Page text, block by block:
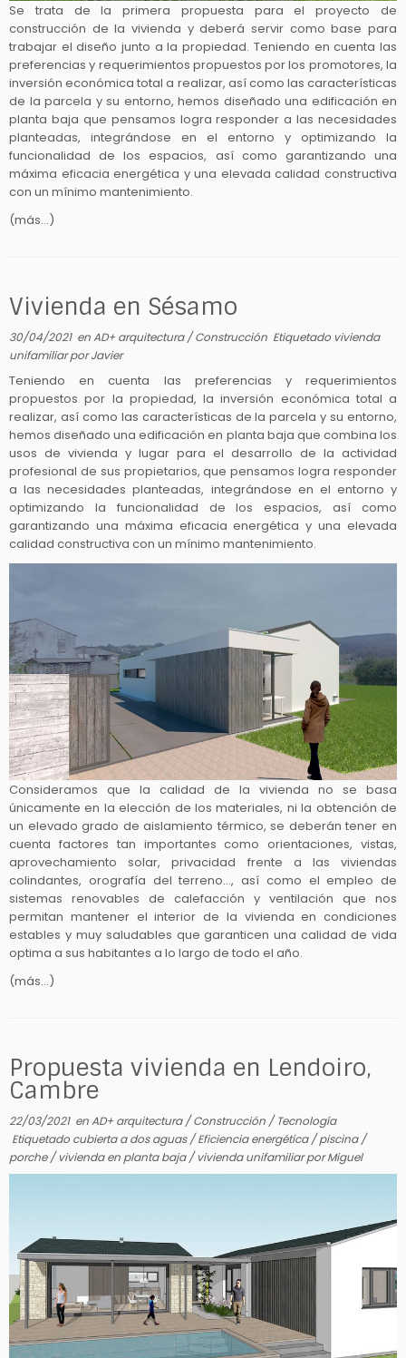
Se trata de la primera propuesta para el proyecto de
construcción de la vivienda y deberá servir como base para
trabajar el diseño junto a la propiedad. Teniendo en cuenta las
preferencias y requerimientos propuestos por los promotores, la
inversión económica total a realizar, así como las características
de la parcela y su entorno, hemos diseñado una edificación en
planta baja que pensamos logra responder a las necesidades
planteadas, integrándose en el entorno y optimizando la
funcionalidad de los espacios, así como garantizando una
máxima eficacia energética y una elevada calidad constructiva
con un mínimo mantenimiento.
(más…)
Vivienda en Sésamo
30/04/2021enAD+ arquitectura/Construcción Etiquetado vivienda
unifamiliarporJavier
Teniendo en cuenta las preferencias y requerimientos
propuestos por la propiedad, la inversión económica total a
realizar, así como las características de la parcela y su entorno,
hemos diseñado una edificación en planta baja que combina los
usos de vivienda y lugar para el desarrollo de la actividad
profesional de sus propietarios, que pensamos logra responder
a las necesidades planteadas, integrándose en el entorno y
optimizando la funcionalidad de los espacios, así como
garantizando una máxima eficacia energética y una elevada
calidad constructiva con un mínimo mantenimiento.
Consideramos que la calidad de la vivienda no se basa
únicamente en la elección de los materiales, ni la obtención de
un elevado grado de aislamiento térmico, se deberán tener en
cuenta factores tan importantes como orientaciones, vistas,
aprovechamiento solar, privacidad frente a las viviendas
colindantes, orografía del terreno…, así como el empleo de
sistemas renovables de calefacción y ventilación que nos
permitan mantener el interior de la vivienda en condiciones
estables y muy saludables que garanticen una calidad de vida
optima a sus habitantes a lo largo de todo el año.
(más…)
Propuesta vivienda en Lendoiro,
Cambre
22/03/2021enAD+ arquitectura/Construcción /Tecnología
Etiquetado cubierta a dos aguas/Eficiencia energética/piscina/
porche/vivienda en planta baja/vivienda unifamiliarporMiguel